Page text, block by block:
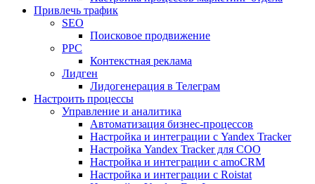
Привлечь трафик
SEO
Поисковое продвижение
PPC
Контекстная реклама
Лидген
Лидогенерация в Телеграм
Настроить процессы
Управление и аналитика
Автоматизация бизнес-процессов
Настройка и интеграции с Yandex Tracker
Настройка Yandex Tracker для СОО
Настройка и интеграции с amoCRM
Настройка и интеграции с Roistat